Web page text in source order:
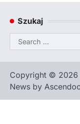
Szukaj
Search
for:
Copyright © 2026
News by